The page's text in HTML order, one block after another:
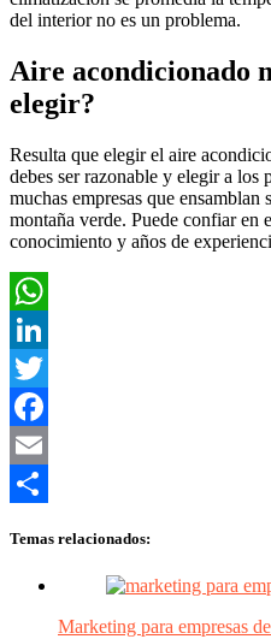
del interior no es un problema.
Aire acondicionado
elegir?
Resulta que elegir el aire
debes ser razonable y elegir a los
muchas empresas que ensamblan
montaña verde. Puede confiar en
conocimiento y años de
WhatsApp
LinkedIn
Twitter
Facebook
Email
Temas relacionados:
Marketing para empresas